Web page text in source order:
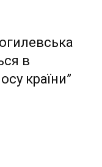
в
країни”